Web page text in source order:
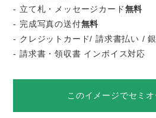
- 立て札・メッセージカード無料
- 完成写真の送付無料
- クレジットカード/ 請求書払い /
- 請求書・領収書 インボイス対応
このイメージでセミ